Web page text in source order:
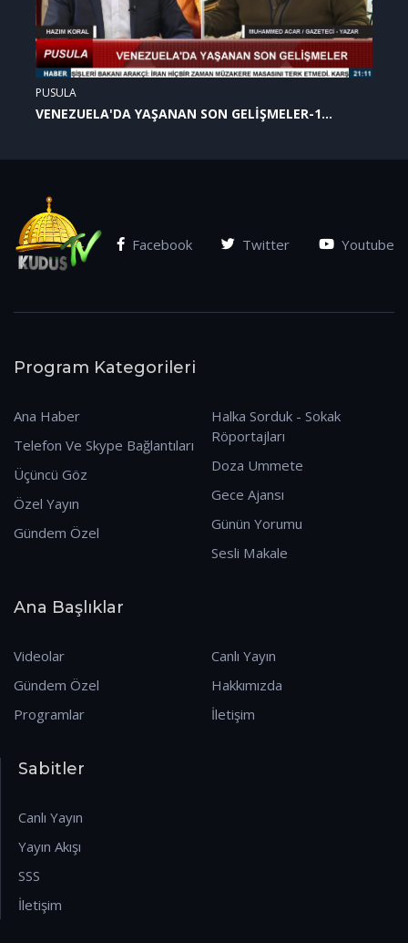
PUSULA
VENEZUELA'DA YAŞANAN SON GELİŞMELER-1
Facebook Twitter Youtube
Program Kategorileri
Ana Haber
Telefon Ve Skype Bağlantıları
Üçüncü Göz
Özel Yayın
Gündem Özel
Halka Sorduk - Sokak
Röportajları
Doza Ummete
Gece Ajansı
Günün Yorumu
Sesli Makale
Ana Başlıklar
Videolar
Gündem Özel
Programlar
Canlı Yayın
Hakkımızda
İletişim
Sabitler
Canlı Yayın
Yayın Akışı
SSS
İletişim